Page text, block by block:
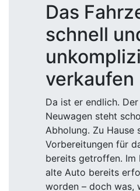
Das
schnell
verkaufen
Da ist er endlich.
Neuwagen steht
Abholung. Zu Hause
Vorbereitungen für
bereits getroffen. Im
alte Auto bereits
worden – doch was,